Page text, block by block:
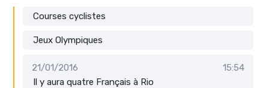
Courses cyclistes
Jeux Olympiques
21/01/2016
15:54
Il y aura quatre Français à Rio